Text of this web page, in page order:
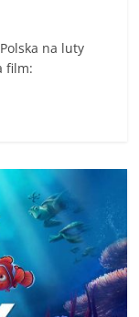
na luty
film: